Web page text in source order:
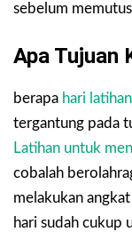
sebelum
Apa Tujuan
berapa hari latihan
tergantung pada
Latihan untuk
cobalah
melakukan
hari sudah cukup